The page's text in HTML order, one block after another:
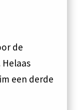
de
een derde